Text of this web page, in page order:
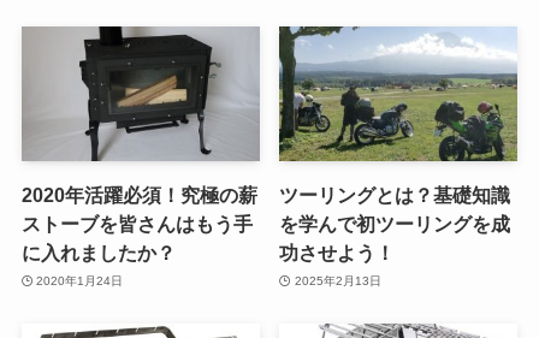
2020年活躍必須！究極の薪
ストーブを皆さんはもう手
に入れましたか？
2020年1月24日
ツーリングとは？基礎知識
を学んで初ツーリングを成
功させよう！
2025年2月13日